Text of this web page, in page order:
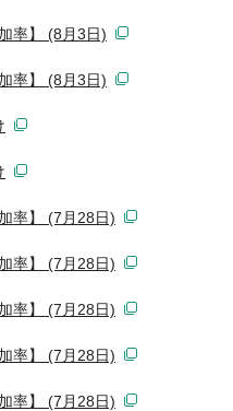
率】 (8月3日)
率】 (8月3日)
率】 (7月28日)
率】 (7月28日)
率】 (7月28日)
率】 (7月28日)
率】 (7月28日)